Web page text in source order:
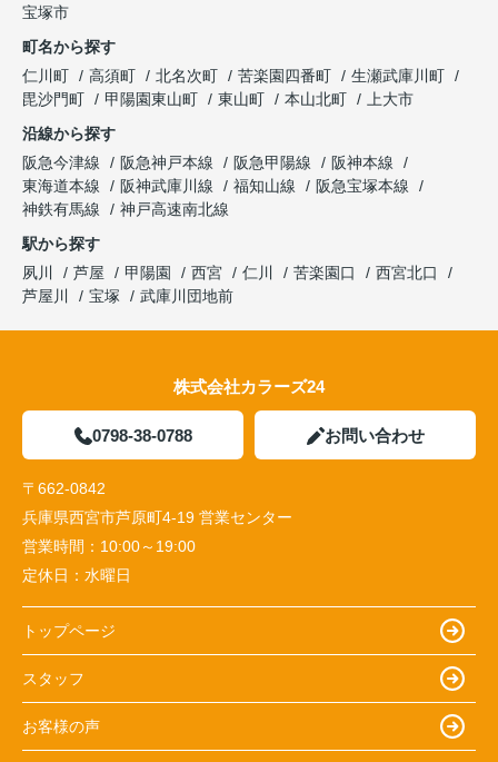
宝塚市
町名から探す
仁川町
高須町 北名次町 苦楽園四番町
生瀬武庫川町
毘沙門町
甲陽園東山町 東山町 本山北町
上大市
沿線から探す
阪急今津線
阪急神戸本線 阪急甲陽線
阪神本線
東海道本線
阪神武庫川線 福知山線
阪急宝塚本線
神鉄有馬線
神戸高速南北線
駅から探す
夙川
芦屋 甲陽園 西宮 仁川 苦楽園口
西宮北口
芦屋川
宝塚 武庫川団地前
株式会社カラーズ24
0798-38-0788 お問い合わせ
〒662-0842
兵庫県西宮市芦原町4-19 営業センター
営業時間： 10:00～19:00
定休日： 水曜日
トップページ
スタッフ
お客様の声